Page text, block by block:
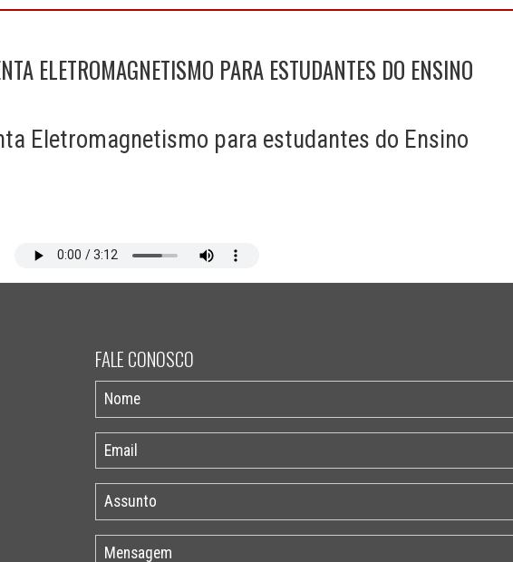
ELETROMAGNETISMO PARA ESTUDANTES DO ENSINO
Eletromagnetismo para estudantes do Ensino
FALE CONOSCO